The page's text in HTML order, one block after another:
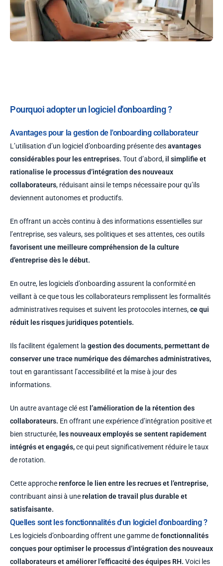
Pourquoi adopter un logiciel d'onboarding ?
Avantages pour la gestion de l'onboarding collaborateur
L’utilisation d’un logiciel d’onboarding présente desavantages
considérables pour les entreprises. Tout d’abord, il simplifie et
rationalise le processus d’intégration des nouveaux
collaborateurs, réduisant ainsi le temps nécessaire pour qu’ils
deviennent autonomes et productifs.
En offrant un accès continu à des informations essentielles sur
l’entreprise, ses valeurs, ses politiques et ses attentes, ces outils
favorisent une meilleure compréhension de la culture
d’entreprise dès le début.
En outre, les logiciels d’onboarding assurent la conformité en
veillant à ce que tous les collaborateurs remplissent les formalités
administratives requises et suivent les protocoles internes,ce qui
réduit les risques juridiques potentiels.
Ils facilitent également la gestion des documents, permettant de
conserver une trace numérique des démarches administratives,
tout en garantissant l’accessibilité et la mise à jour des
informations.
Un autre avantage clé est l’amélioration de la rétention des
collaborateurs. En offrant une expérience d’intégration positive et
bien structurée, les nouveaux employés se sentent rapidement
intégrés et engagés,ce qui peut significativement réduire le taux
de rotation.
Cette approcherenforce le lien entre les recrues et l’entreprise,
contribuant ainsi à unerelation de travail plus durable et
satisfaisante.
Quelles sont les fonctionnalités d'un logiciel d'onboarding ?
Les logiciels d’onboarding offrent une gamme defonctionnalités
conçues pour optimiser le processus d’intégration des nouveaux
collaborateurs et améliorer l’efficacité des équipes RH. Voici les